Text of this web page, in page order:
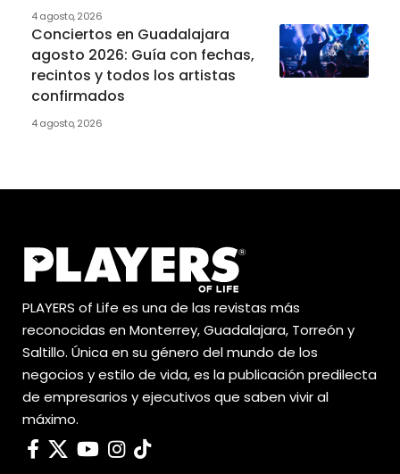
4 agosto, 2026
Conciertos en Guadalajara
agosto 2026: Guía con fechas,
recintos y todos los artistas
confirmados
4 agosto, 2026
PLAYERS of Life es una de las revistas más
reconocidas en Monterrey, Guadalajara, Torreón y
Saltillo. Única en su género del mundo de los
negocios y estilo de vida, es la publicación predilecta
de empresarios y ejecutivos que saben vivir al
máximo.